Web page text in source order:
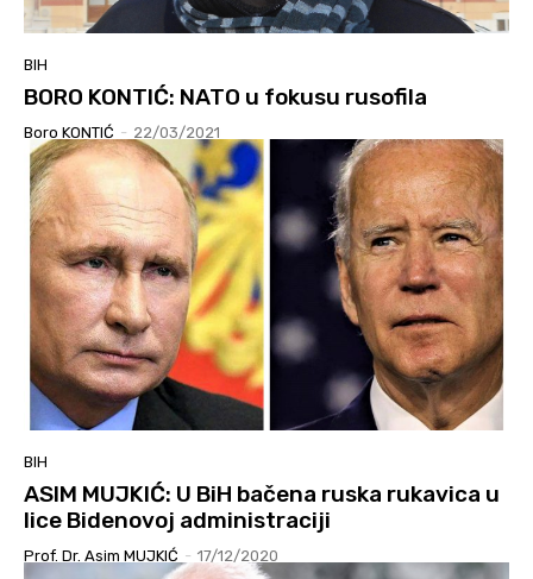
BIH
BORO KONTIĆ: NATO u fokusu rusofila
Boro KONTIĆ - 22/03/2021
BIH
ASIM MUJKIĆ: U BiH bačena ruska rukavica u
lice Bidenovoj administraciji
Prof. Dr. Asim MUJKIĆ - 17/12/2020